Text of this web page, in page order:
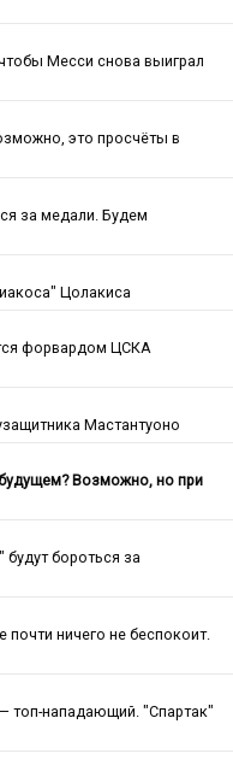
Месси снова выиграл
это просчёты в
за медали. Будем
Цолакиса
форвардом ЦСКА
Мастантуоно
Возможно, но при
бороться за
почти ничего не беспокоит.
топ-нападающий. "Спартак"